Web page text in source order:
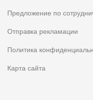
Предложение по
Отправка рекламации
Политика
Карта сайта